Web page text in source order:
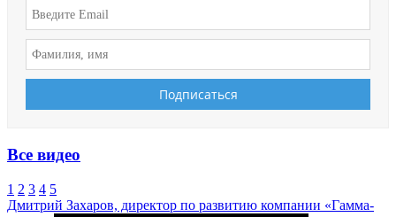
Все видео
1 2 3 4 5
Дмитрий Захаров, директор по развитию компании «Гамма-